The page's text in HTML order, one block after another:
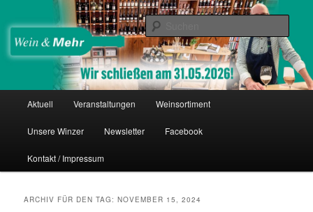
Inhalt
wechseln
sekundären
Inhalt
wechselnWein & Mehr
Thomas Nies
Aktuell Veranstaltungen Weinsortiment
Unsere Winzer Newsletter Facebook
Kontakt / Impressum
ARCHIV FÜR DEN TAG:NOVEMBER 15, 2024